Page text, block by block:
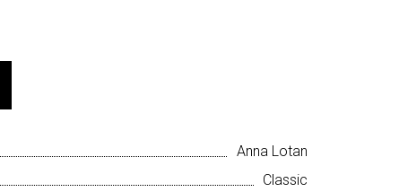
Anna Lotan
Classic